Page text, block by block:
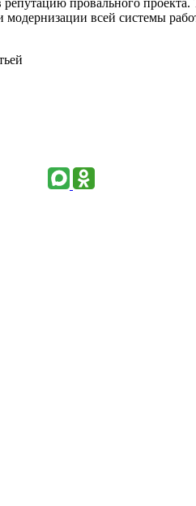
всей системы